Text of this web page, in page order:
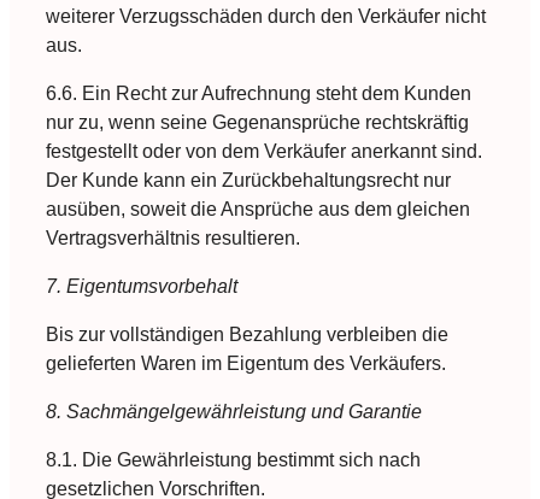
weiterer Verzugsschäden durch den Verkäufer nicht
aus.
6.6. Ein Recht zur Aufrechnung steht dem Kunden
nur zu, wenn seine Gegenansprüche rechtskräftig
festgestellt oder von dem Verkäufer anerkannt sind.
Der Kunde kann ein Zurückbehaltungsrecht nur
ausüben, soweit die Ansprüche aus dem gleichen
Vertragsverhältnis resultieren.
7. Eigentumsvorbehalt
Bis zur vollständigen Bezahlung verbleiben die
gelieferten Waren im Eigentum des Verkäufers.
8. Sachmängelgewährleistung und Garantie
8.1. Die Gewährleistung bestimmt sich nach
gesetzlichen Vorschriften.